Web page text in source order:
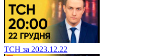
ТСН за 2023.12.22